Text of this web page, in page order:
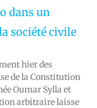
dans un
société civile
hier des
de la Constitution
Oumar Sylla et
arbitraire laisse